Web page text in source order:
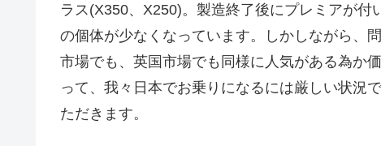
ラス(X350、X250)。製造終了後にプレミアが
の個体が少なくなっています。しかしながら、
市場でも、英国市場でも同様に人気がある為か
って、我々日本でお乗りになるには厳しい状況
ただきます。